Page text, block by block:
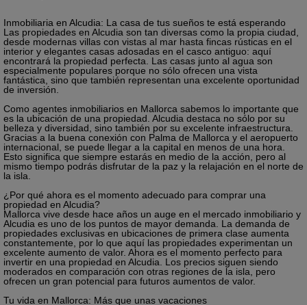
Inmobiliaria en Alcudia: La casa de tus sueños te está esperando
Las propiedades en Alcudia son tan diversas como la propia ciudad,
desde modernas villas con vistas al mar hasta fincas rústicas en el
interior y elegantes casas adosadas en el casco antiguo: aquí
encontrará la propiedad perfecta. Las casas junto al agua son
especialmente populares porque no sólo ofrecen una vista
fantástica, sino que también representan una excelente oportunidad
de inversión.
Como agentes inmobiliarios en Mallorca sabemos lo importante que
es la ubicación de una propiedad. Alcudia destaca no sólo por su
belleza y diversidad, sino también por su excelente infraestructura.
Gracias a la buena conexión con Palma de Mallorca y el aeropuerto
internacional, se puede llegar a la capital en menos de una hora.
Esto significa que siempre estarás en medio de la acción, pero al
mismo tiempo podrás disfrutar de la paz y la relajación en el norte de
la isla.
¿Por qué ahora es el momento adecuado para comprar una
propiedad en Alcudia?
Mallorca vive desde hace años un auge en el mercado inmobiliario y
Alcudia es uno de los puntos de mayor demanda. La demanda de
propiedades exclusivas en ubicaciones de primera clase aumenta
constantemente, por lo que aquí las propiedades experimentan un
excelente aumento de valor. Ahora es el momento perfecto para
invertir en una propiedad en Alcudia. Los precios siguen siendo
moderados en comparación con otras regiones de la isla, pero
ofrecen un gran potencial para futuros aumentos de valor.
Tu vida en Mallorca: Más que unas vacaciones